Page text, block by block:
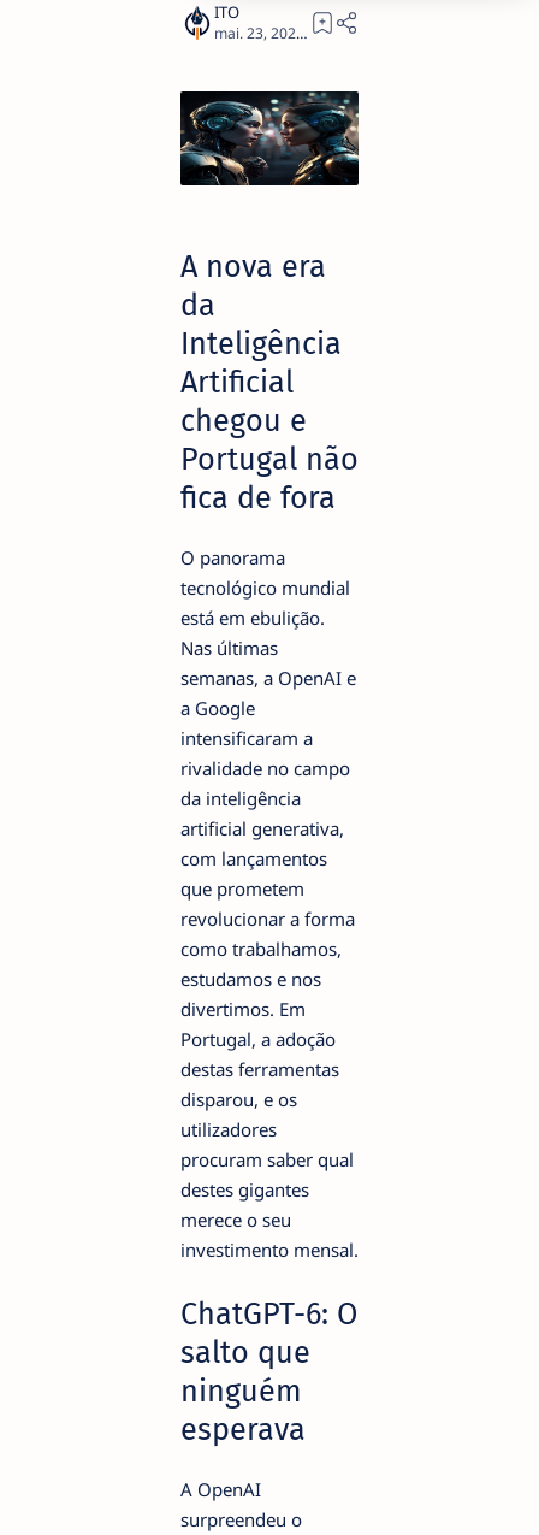
3
A nova era
da
Inteligência
Artificial
chegou e
Portugal não
fica de fora
O panorama
tecnológico mundial
está em ebulição.
Nas últimas
semanas, a OpenAI e
a Google
intensificaram a
rivalidade no campo
da inteligência
artificial generativa,
com lançamentos
que prometem
revolucionar a forma
como trabalhamos,
estudamos e nos
divertimos. Em
Portugal, a adoção
destas ferramentas
disparou, e os
utilizadores
procuram saber qual
destes gigantes
merece o seu
investimento mensal.
ChatGPT-6: O
salto que
ninguém
esperava
A OpenAI
surpreendeu o